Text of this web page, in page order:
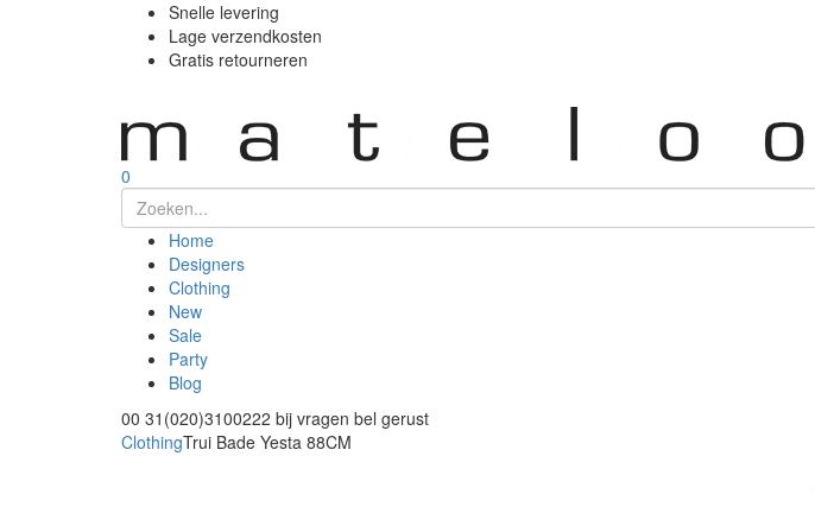
Snelle levering
Lage verzendkosten
Gratis retourneren
0
Home
Designers
Clothing
New
Sale
Party
Blog
00 31(020)3100222 bij vragen bel gerust
ClothingTrui Bade Yesta 88CM